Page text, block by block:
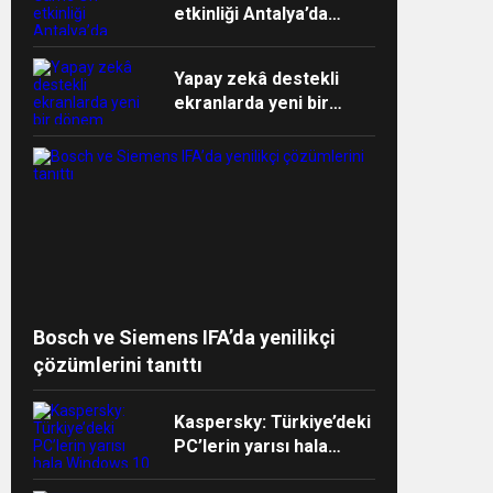
etkinliği Antalya’da
Yapay zekâ destekli
ekranlarda yeni bir
Bosch ve Siemens IFA’da yenilikçi
çözümlerini tanıttı
Kaspersky: Türkiye’deki
PC’lerin yarısı hala